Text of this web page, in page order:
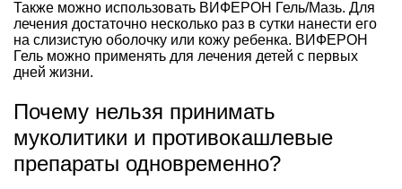
Также можно использовать ВИФЕРОН Гель/Мазь. Для
лечения достаточно несколько раз в сутки нанести его
на слизистую оболочку или кожу ребенка. ВИФЕРОН
Гель можно применять для лечения детей с первых
дней жизни.
Почему нельзя принимать
муколитики и противокашлевые
препараты одновременно?